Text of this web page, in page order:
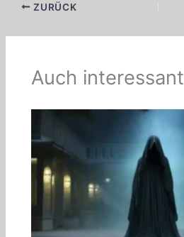
ZURÜCK
Auch interessant